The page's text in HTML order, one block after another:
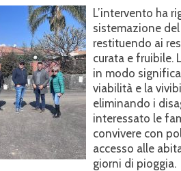
L’intervento ha
sistemazione
restituendo ai
curata e fruibile.
in modo
viabilità e la
eliminando i
interessato le
convivere con
accesso alle
giorni di pioggia.